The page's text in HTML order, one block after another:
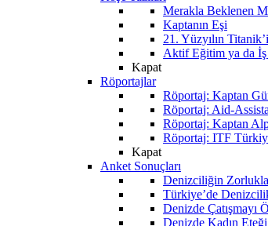
Merakla Beklenen
Kaptanın Eşi
21. Yüzyılın
Aktif Eğitim ya da
Kapat
Röportajlar
Röportaj: Kaptan
Röportaj: Aid-
Röportaj: Kaptan
Röportaj: ITF
Kapat
Anket Sonuçları
Denizciliğin
Türkiye’de
Denizde Çatışmayı
Denizde Kadın Eteği